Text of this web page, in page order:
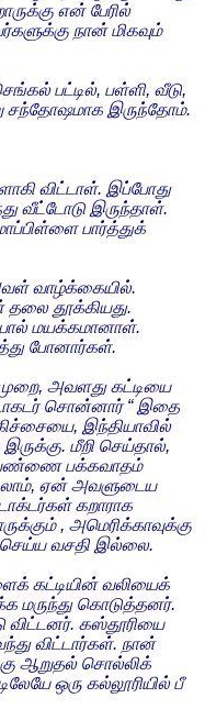
என் பேரில்
நான் மிகவும்
பட்டில், பள்ளி, வீடு,
சந்தோஷமாக இருந்தோம்.
விட்டாள். இப்போது
வீட்டோடு இருந்தாள்.
பார்த்துக்
வாழ்க்கையில்.
தூக்கியது.
மயக்கமானாள்.
போனார்கள்.
அவளது கட்டியை
சொன்னார் “ இதை
இந்தியாவில்
மீறி செய்தால்,
பக்கவாதம்
ஏன் அவளுடைய
கறாராக
, அமெரிக்காவுக்கு
வசதி இல்லை.
கட்டியின் வலியைக்
மருந்து கொடுத்தனர்.
விட்டனர். கஸ்தூரியை
விட்டார்கள். நான்
ஆறுதல் சொல்லிக்
ஒரு கல்லூரியில் பீ